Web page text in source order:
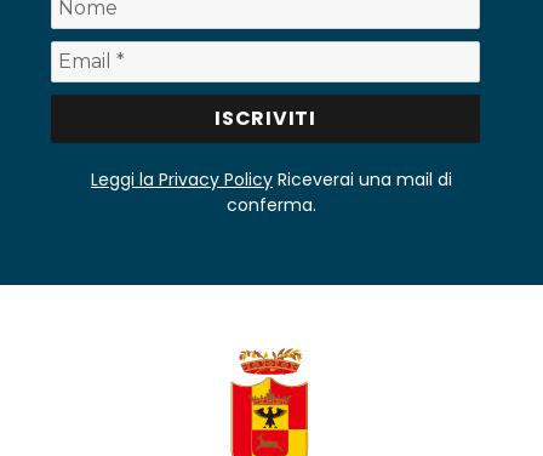
Leggi la Privacy Policy Riceverai una mail di
conferma.